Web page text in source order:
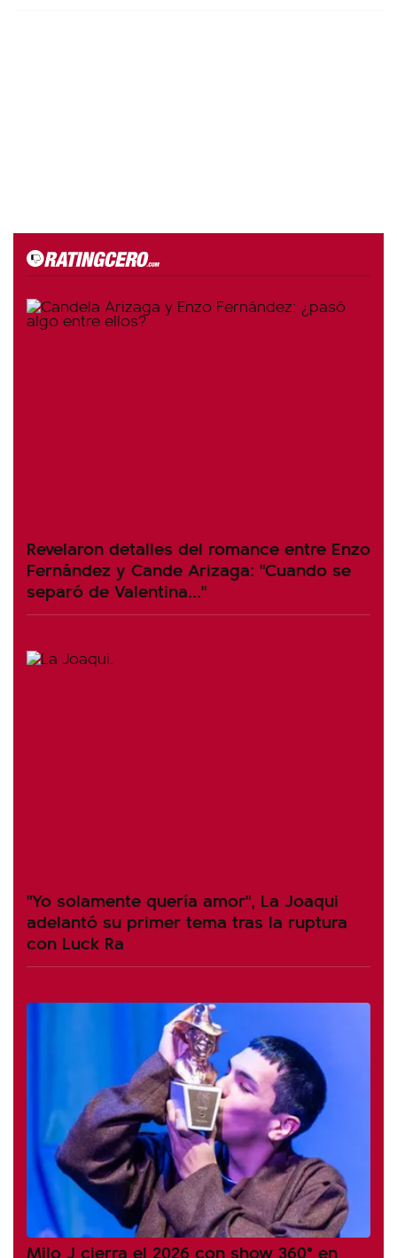
Revelaron detalles del romance entre Enzo
Fernández y Cande Arizaga: "Cuando se
separó de Valentina..."
"Yo solamente quería amor", La Joaqui
adelantó su primer tema tras la ruptura
con Luck Ra
Milo J cierra el 2026 con show 360° en